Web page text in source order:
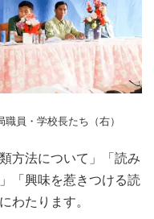
員・学校長たち（右）
方法について」「読み
「興味を惹きつける読
わたります。